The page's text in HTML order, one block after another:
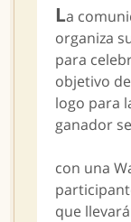
La
organiza
para
objetivo
logo para
ganador
con una
que